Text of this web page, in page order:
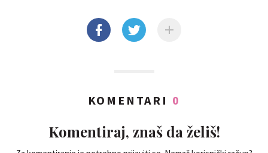
KOMENTARI 0
Komentiraj, znaš da želiš!